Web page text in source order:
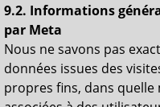
9.2. Informations
par Meta
Nous ne savons pas
données issues des
propres fins, dans